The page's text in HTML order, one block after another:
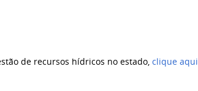
de recursos hídricos no estado,clique aqui